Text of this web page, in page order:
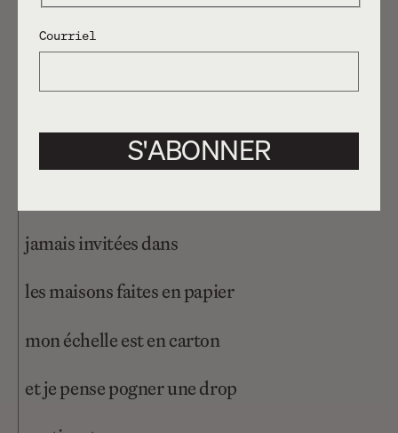
mais faire
sinon laisser sa place
aux travailleuses ombragées
jamais invitées dans
les maisons faites en papier
mon échelle est en carton
et je pense pogner une drop
Courriel
S'ABONNER